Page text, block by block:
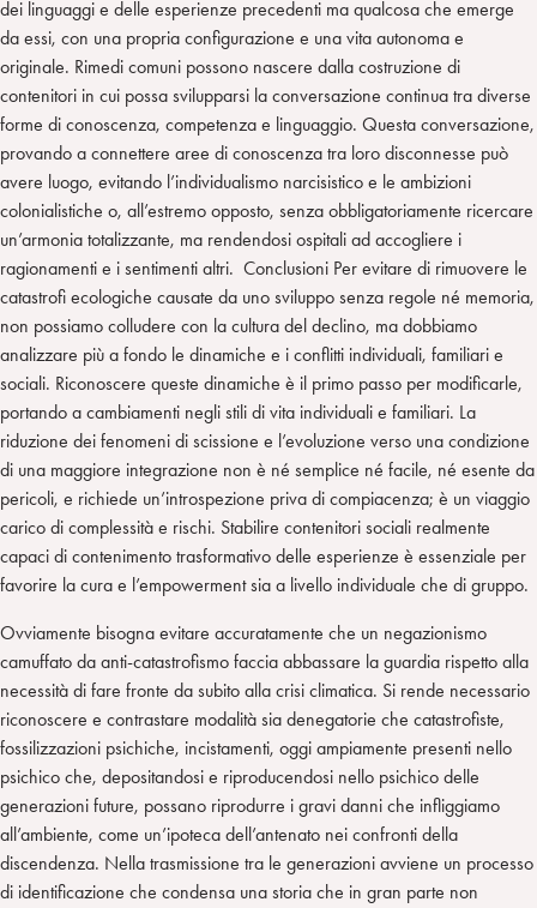
dei linguaggi e delle esperienze precedenti ma qualcosa che emerge
da essi, con una propria configurazione e una vita autonoma e
originale. Rimedi comuni possono nascere dalla costruzione di
contenitori in cui possa svilupparsi la conversazione continua tra diverse
forme di conoscenza, competenza e linguaggio. Questa conversazione,
provando a connettere aree di conoscenza tra loro disconnesse può
avere luogo, evitando l’individualismo narcisistico e le ambizioni
colonialistiche o, all’estremo opposto, senza obbligatoriamente ricercare
un’armonia totalizzante, ma rendendosi ospitali ad accogliere i
ragionamenti e i sentimenti altri. Conclusioni Per evitare di rimuovere le
catastrofi ecologiche causate da uno sviluppo senza regole né memoria,
non possiamo colludere con la cultura del declino, ma dobbiamo
analizzare più a fondo le dinamiche e i conflitti individuali, familiari e
sociali. Riconoscere queste dinamiche è il primo passo per modificarle,
portando a cambiamenti negli stili di vita individuali e familiari. La
riduzione dei fenomeni di scissione e l’evoluzione verso una condizione
di una maggiore integrazione non è né semplice né facile, né esente da
pericoli, e richiede un’introspezione priva di compiacenza; è un viaggio
carico di complessità e rischi. Stabilire contenitori sociali realmente
capaci di contenimento trasformativo delle esperienze è essenziale per
favorire la cura e l’empowerment sia a livello individuale che di gruppo.
Ovviamente bisogna evitare accuratamente che un negazionismo
camuffato da anti-catastrofismo faccia abbassare la guardia rispetto alla
necessità di fare fronte da subito alla crisi climatica. Si rende necessario
riconoscere e contrastare modalità sia denegatorie che catastrofiste,
fossilizzazioni psichiche, incistamenti, oggi ampiamente presenti nello
psichico che, depositandosi e riproducendosi nello psichico delle
generazioni future, possano riprodurre i gravi danni che infliggiamo
all’ambiente, come un’ipoteca dell’antenato nei confronti della
discendenza. Nella trasmissione tra le generazioni avviene un processo
di identificazione che condensa una storia che in gran parte non